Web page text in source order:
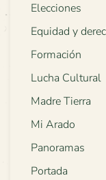
Elecciones
Equidad y
Formación
Lucha Cultural
Madre Tierra
Mi Arado
Panoramas
Portada